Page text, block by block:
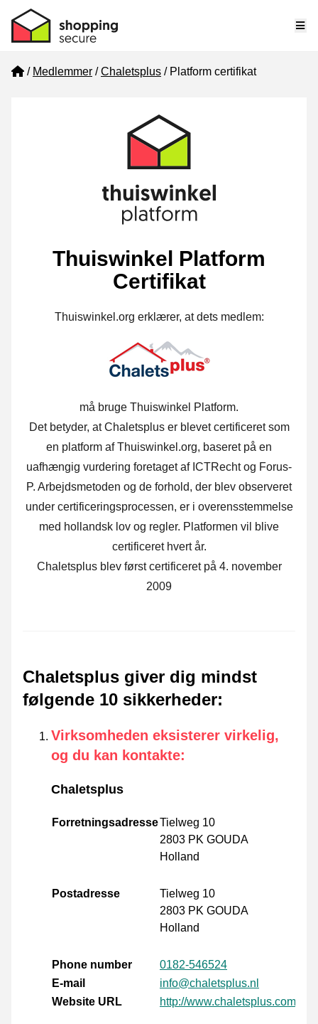
Home
Medlemmer Chaletsplus Platform certifikat
Thuiswinkel Platform
Certifikat
Thuiswinkel.org erklærer, at dets medlem:
må bruge Thuiswinkel Platform.
Det betyder, at Chaletsplus er blevet certificeret som
en platform af Thuiswinkel.org, baseret på en
uafhængig vurdering foretaget af ICTRecht og Forus-
P. Arbejdsmetoden og de forhold, der blev observeret
under certificeringsprocessen, er i overensstemmelse
med hollandsk lov og regler. Platformen vil blive
certificeret hvert år.
Chaletsplus blev først certificeret på 4. november
2009
Chaletsplus giver dig mindst
følgende 10 sikkerheder:
Virksomheden eksisterer virkelig,
og du kan kontakte:
Chaletsplus
ForretningsadresseTielweg 10
2803 PK GOUDA
Holland
Postadresse
Tielweg 10
2803 PK GOUDA
Holland
Phone number
0182-546524
E-mail
info@chaletsplus.nl
Website URL
http://www.chaletsplus.com/nl